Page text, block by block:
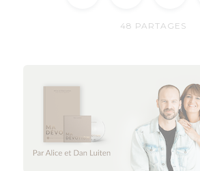
48 PARTAGES